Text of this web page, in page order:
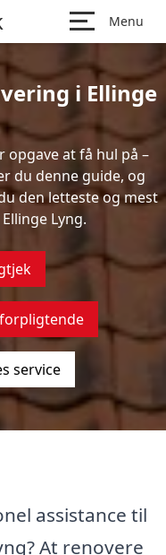
Menu
i Ellinge
at få hul på –
du denne guide, og
den letteste og mest
Lyng.
service
assistance til
At renovere